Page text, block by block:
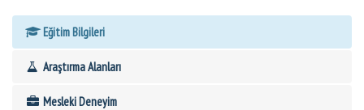
Eğitim Bilgileri
Araştırma Alanları
Mesleki Deneyim